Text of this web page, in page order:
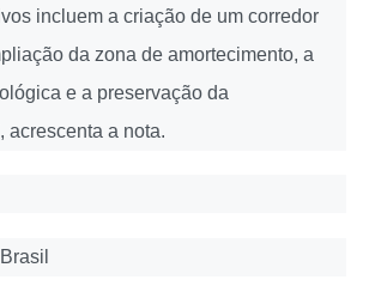
incluem a criação de um corredor
da zona de amortecimento, a
e a preservação da
acrescenta a nota.